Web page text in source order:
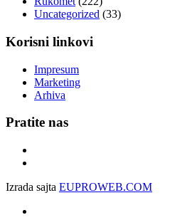
Uncategorized (33)
Korisni linkovi
Impresum
Marketing
Arhiva
Pratite nas
Izrada sajta EUPROWEB.COM